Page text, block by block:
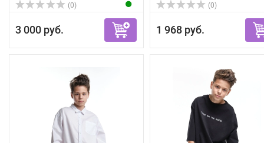
(0)
3 000 руб.
(0)
1 968 руб.